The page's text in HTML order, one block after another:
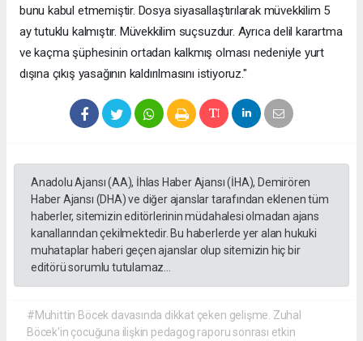
bunu kabul etmemiştir. Dosya siyasallaştırılarak müvekkilim 5
ay tutuklu kalmıştır. Müvekkilim suçsuzdur. Ayrıca delil karartma
ve kaçma şüphesinin ortadan kalkmış olması nedeniyle yurt
dışına çıkış yasağının kaldırılmasını istiyoruz."
Anadolu Ajansı (AA), İhlas Haber Ajansı (İHA), Demirören
Haber Ajansı (DHA) ve diğer ajanslar tarafından eklenen tüm
haberler, sitemizin editörlerinin müdahalesi olmadan ajans
kanallarından çekilmektedir. Bu haberlerde yer alan hukuki
muhataplar haberi geçen ajanslar olup sitemizin hiç bir
editörü sorumlu tutulamaz...
#Muhittin Böcek davasında dikkat çeken gelişme. Zuhal
Böcek'in çocuğuna ilişkin pedagog raporu sonrası etkin